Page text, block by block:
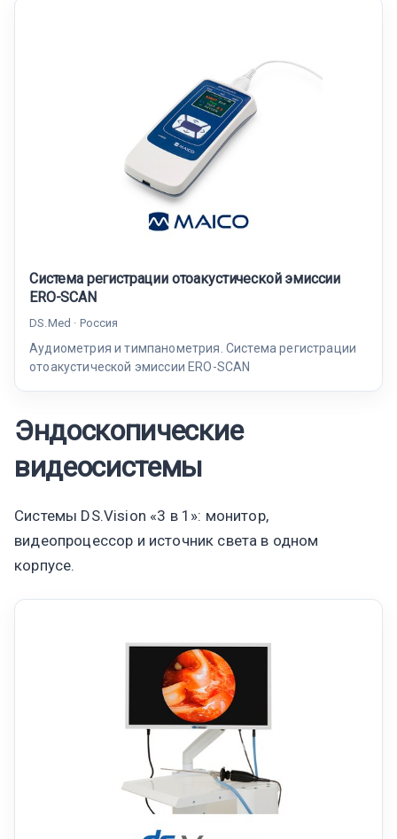
Система регистрации отоакустической эмиссии
ERO-SCAN
DS.Med · Россия
Аудиометрия и тимпанометрия. Система регистрации
отоакустической эмиссии ERO-SCAN
Эндоскопические
видеосистемы
Системы DS.Vision «3 в 1»: монитор,
видеопроцессор и источник света в одном
корпусе.